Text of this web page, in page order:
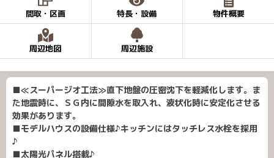
間取・区画 特長・設備 物件概要
周辺地図 周辺施設
■≪スーパージオ工法≫直下地盤の圧密沈下を軽減化します。ま
た地震時に、ＳＧ内に間隙水を取入れ、液状化時に安定化させる
効果があります。
■モデルハウスの設備仕様♪キッチンにはタッチレス水栓を採用
♪
■太陽光パネル搭載♪